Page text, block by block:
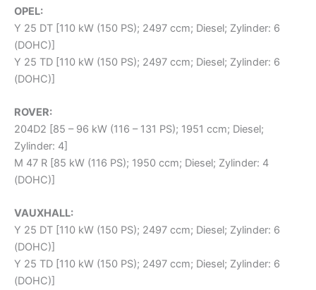
OPEL:
Y 25 DT [110 kW (150 PS); 2497 ccm; Diesel; Zylinder: 6
(DOHC)]
Y 25 TD [110 kW (150 PS); 2497 ccm; Diesel; Zylinder: 6
(DOHC)]
ROVER:
204D2 [85 – 96 kW (116 – 131 PS); 1951 ccm; Diesel;
Zylinder: 4]
M 47 R [85 kW (116 PS); 1950 ccm; Diesel; Zylinder: 4
(DOHC)]
VAUXHALL:
Y 25 DT [110 kW (150 PS); 2497 ccm; Diesel; Zylinder: 6
(DOHC)]
Y 25 TD [110 kW (150 PS); 2497 ccm; Diesel; Zylinder: 6
(DOHC)]